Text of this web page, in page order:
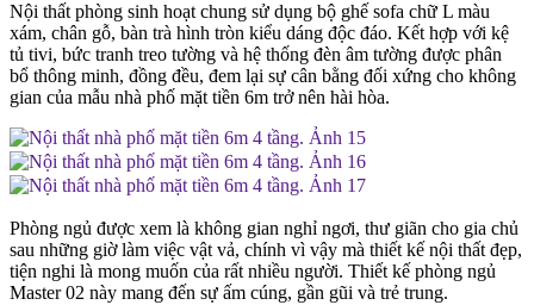
Nội thất phòng sinh hoạt chung sử dụng bộ ghế sofa chữ L màu
xám, chân gỗ, bàn trà hình tròn kiểu dáng độc đáo. Kết hợp với kệ
tủ tivi, bức tranh treo tường và hệ thống đèn âm tường được phân
bổ thông minh, đồng đều, đem lại sự cân bằng đối xứng cho không
gian của mẫu nhà phố mặt tiền 6m trở nên hài hòa.
Phòng ngủ được xem là không gian nghỉ ngơi, thư giãn cho gia chủ
sau những giờ làm việc vật vả, chính vì vậy mà thiết kế nội thất đẹp,
tiện nghi là mong muốn của rất nhiều người. Thiết kế phòng ngủ
Master 02 này mang đến sự ấm cúng, gần gũi và trẻ trung.